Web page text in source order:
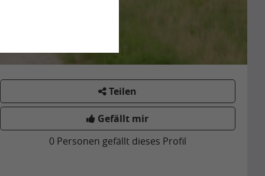
Teilen
Gefällt mir
0Personen gefällt dieses Profil